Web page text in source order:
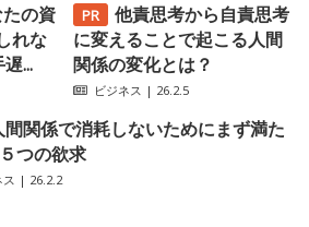
たの資
れな
...
他責思考から自責思考
に変えることで起こる人間
関係の変化とは？
ビジネス | 26.2.5
間関係で消耗しないためにまず満た
つの欲求
| 26.2.2